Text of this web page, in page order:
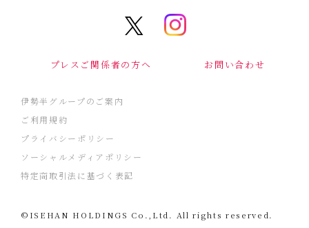
プレスご関係者の方へ お問い合わせ
伊勢半グループのご案内
ご利用規約
プライバシーポリシー
ソーシャルメディアポリシー
特定商取引法に基づく表記
©ISEHAN HOLDINGS Co.,Ltd. All rights reserved.